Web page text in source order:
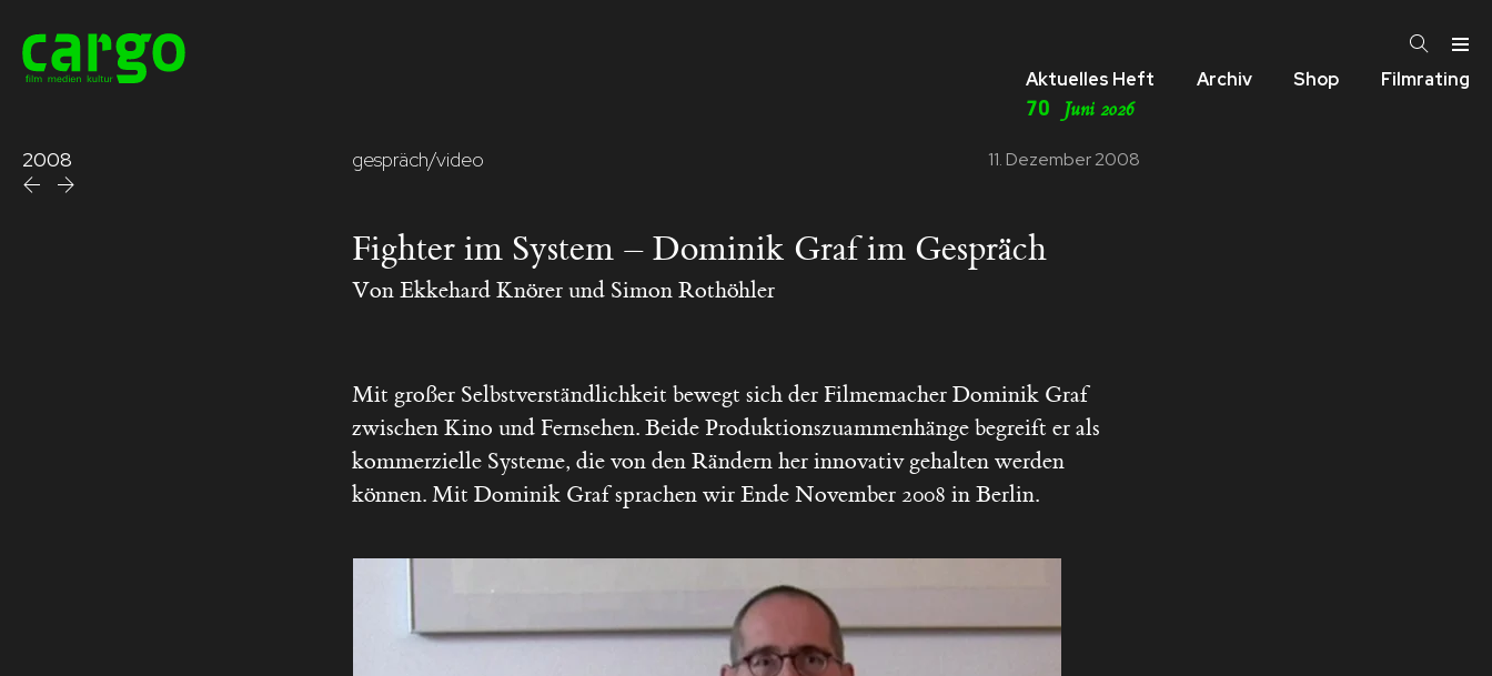
Aktuelles Heft
70 Juni 2026
Archiv Shop Filmrating
2008 gespräch/video 11. Dezember 2008
Fighter im System – Dominik Graf im Gespräch
Von Ekkehard Knörer und Simon Rothöhler
Mit großer Selbstverständlichkeit bewegt sich der Filmemacher Dominik Graf
zwischen Kino und Fernsehen. Beide Produktionszuammenhänge begreift er als
kommerzielle Systeme, die von den Rändern her innovativ gehalten werden
können. Mit Dominik Graf sprachen wir Ende November 2008 in Berlin.